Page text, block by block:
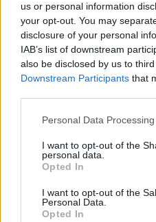
us or personal information
your opt-out. You may
disclosure of your personal
IAB’s list of downstream
also be disclosed by us to
Downstream Participants that
Personal Data
I want to opt-out of the
personal data.
Opted In
I want to opt-out of the
Personal Data.
Opted In
Žiūrimiausi
Vaizdai iš tragiškos avarijos
vaiko gyvybių išgelbėti
Savaitės vidurys nusimato
32 laipsnių šilumos
Žinios | Orai